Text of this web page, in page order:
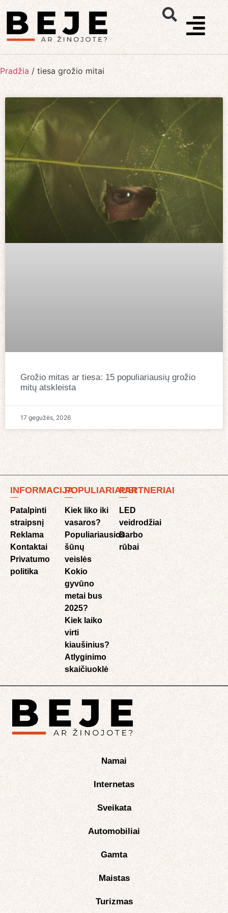
Pradžia / tiesa grožio mitai
Grožio mitas ar tiesa: 15 populiariausių grožio
mitų atskleista
17 gegužės, 2026
INFORMACIJA
Patalpinti
straipsnį
Reklama
Kontaktai
Privatumo
politika
POPULIARIAUSI
Kiek liko iki
vasaros?
Populiariausios
šūnų
veislės
Kokio
gyvūno
metai bus
2025?
Kiek laiko
virti
kiaušinius?
Atlyginimo
skaičiuoklė​
PARTNERIAI
LED
veidrodžiai
Darbo
rūbai
Namai
Internetas
Sveikata
Automobiliai
Gamta
Maistas
Turizmas